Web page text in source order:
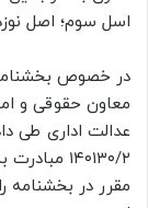
اسل سوم؛ اصل
معاون حقوقی و
۱۴۰۱۳۰/۲
مقرر در بخشنامه